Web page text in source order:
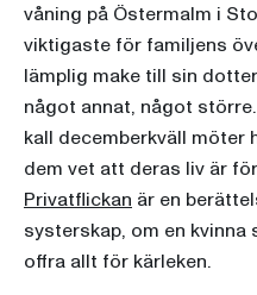
våning på Östermalm i
viktigaste för familjens
lämplig make till sin
något annat, något
kall decemberkväll möter
dem vet att deras liv är
Privatflickan är en
systerskap, om en
offra allt för kärleken.